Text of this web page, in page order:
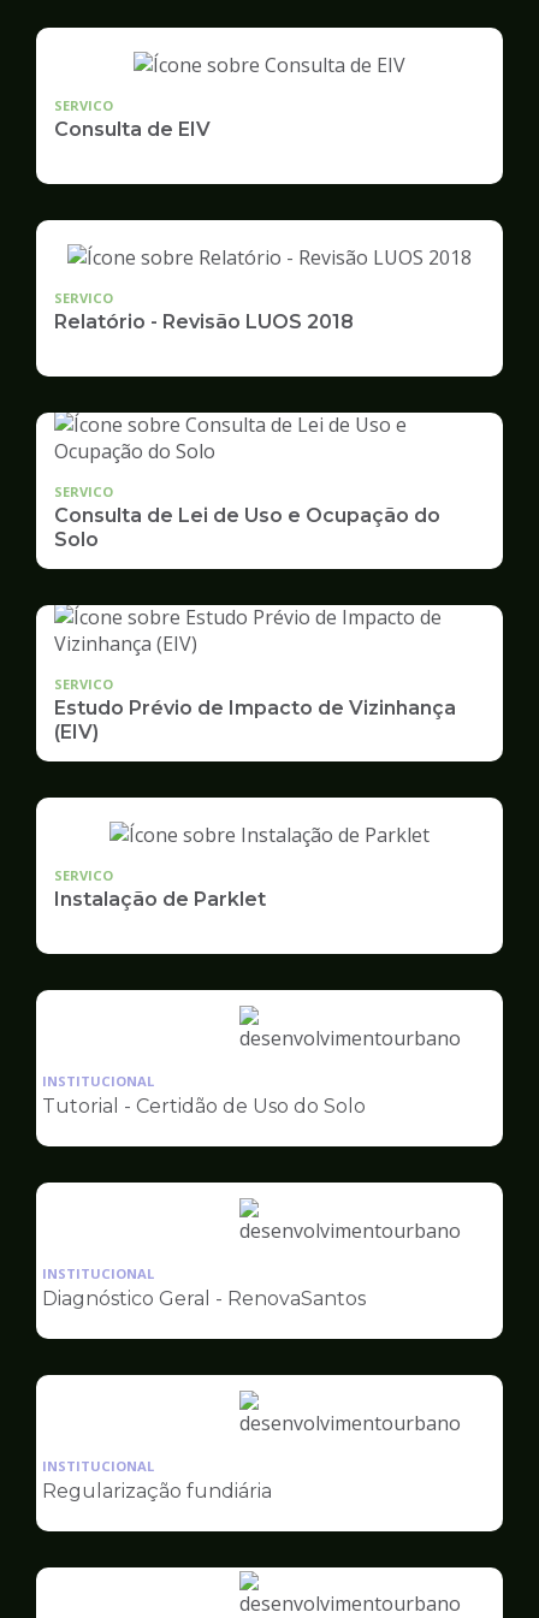
SERVICO
Consulta de EIV
SERVICO
Relatório - Revisão LUOS 2018
SERVICO
Consulta de Lei de Uso e Ocupação do
Solo
SERVICO
Estudo Prévio de Impacto de Vizinhança
(EIV)
SERVICO
Instalação de Parklet
Ilustração
pagina
Desenvolvimento
Urbano
INSTITUCIONAL
Tutorial - Certidão de Uso do Solo
Ilustração
pagina
Desenvolvimento
Urbano
INSTITUCIONAL
Diagnóstico Geral - RenovaSantos
Ilustração
pagina
Desenvolvimento
Urbano
INSTITUCIONAL
Regularização fundiária